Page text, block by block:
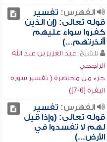
الفهرس: تفسير
قوله تعالى: (إن الذين
كفروا سواء عليهم
أأنذرتهم...)
للشيخ: عبد العزيز بن عبد الله
الراجحي
جزء من محاضرة ( تفسير سورة
البقرة [6-7])
الفهرس: تفسير
قوله تعالى: (وإذا قيل
لهم لا تفسدوا في
الأرض...)